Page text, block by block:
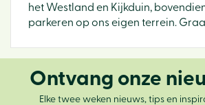
het Westland en Kijkduin,
parkeren op ons eigen terrein.
Ontvang onze
Elke twee weken nieuws, tips en